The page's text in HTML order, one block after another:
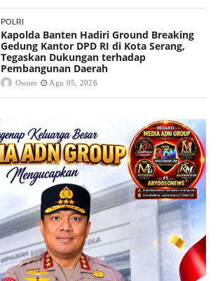
POLRI
Kapolda Banten Hadiri Ground Breaking
Gedung Kantor DPD RI di Kota Serang,
Tegaskan Dukungan terhadap
Pembangunan Daerah
Owner Agu 05, 2026